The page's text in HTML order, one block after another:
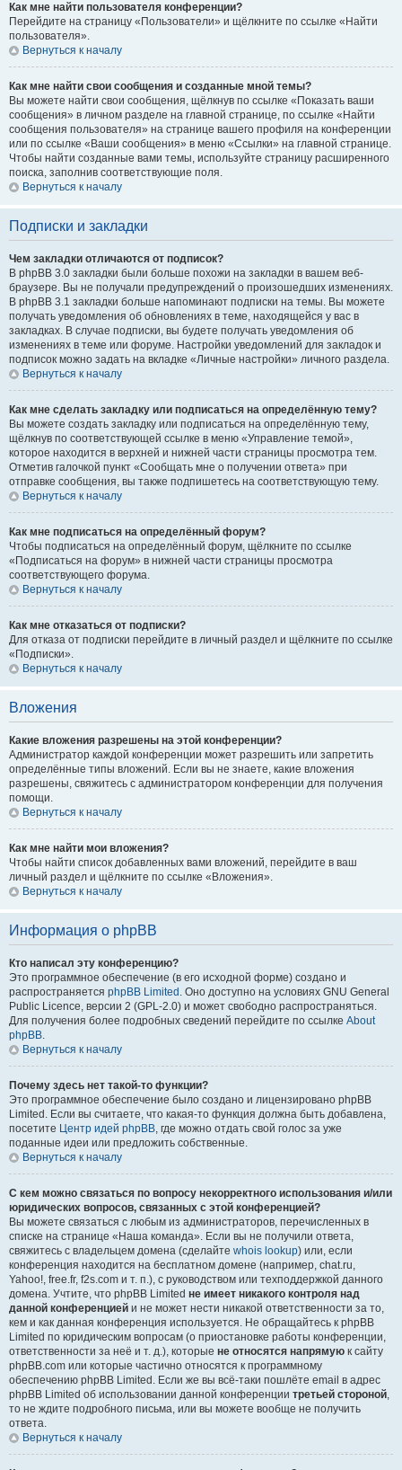
Как мне найти пользователя конференции?
Перейдите на страницу «Пользователи» и щёлкните по ссылке «Найти
пользователя».
Вернуться к началу
Как мне найти свои сообщения и созданные мной темы?
Вы можете найти свои сообщения, щёлкнув по ссылке «Показать ваши
сообщения» в личном разделе на главной странице, по ссылке «Найти
сообщения пользователя» на странице вашего профиля на конференции
или по ссылке «Ваши сообщения» в меню «Ссылки» на главной странице.
Чтобы найти созданные вами темы, используйте страницу расширенного
поиска, заполнив соответствующие поля.
Вернуться к началу
Подписки и закладки
Чем закладки отличаются от подписок?
В phpBB 3.0 закладки были больше похожи на закладки в вашем веб-
браузере. Вы не получали предупреждений о произошедших изменениях.
В phpBB 3.1 закладки больше напоминают подписки на темы. Вы можете
получать уведомления об обновлениях в теме, находящейся у вас в
закладках. В случае подписки, вы будете получать уведомления об
изменениях в теме или форуме. Настройки уведомлений для закладок и
подписок можно задать на вкладке «Личные настройки» личного раздела.
Вернуться к началу
Как мне сделать закладку или подписаться на определённую тему?
Вы можете создать закладку или подписаться на определённую тему,
щёлкнув по соответствующей ссылке в меню «Управление темой»,
которое находится в верхней и нижней части страницы просмотра тем.
Отметив галочкой пункт «Сообщать мне о получении ответа» при
отправке сообщения, вы также подпишетесь на соответствующую тему.
Вернуться к началу
Как мне подписаться на определённый форум?
Чтобы подписаться на определённый форум, щёлкните по ссылке
«Подписаться на форум» в нижней части страницы просмотра
соответствующего форума.
Вернуться к началу
Как мне отказаться от подписки?
Для отказа от подписки перейдите в личный раздел и щёлкните по ссылке
«Подписки».
Вернуться к началу
Вложения
Какие вложения разрешены на этой конференции?
Администратор каждой конференции может разрешить или запретить
определённые типы вложений. Если вы не знаете, какие вложения
разрешены, свяжитесь с администратором конференции для получения
помощи.
Вернуться к началу
Как мне найти мои вложения?
Чтобы найти список добавленных вами вложений, перейдите в ваш
личный раздел и щёлкните по ссылке «Вложения».
Вернуться к началу
Информация о phpBB
Кто написал эту конференцию?
Это программное обеспечение (в его исходной форме) создано и
распространяется phpBB Limited . Оно доступно на условиях GNU General
Public Licence, версии 2 (GPL-2.0) и может свободно распространяться.
Для получения более подробных сведений перейдите по ссылке About
phpBB.
Вернуться к началу
Почему здесь нет такой-то функции?
Это программное обеспечение было создано и лицензировано phpBB
Limited. Если вы считаете, что какая-то функция должна быть добавлена,
посетите Центр идей phpBB, где можно отдать свой голос за уже
поданные идеи или предложить собственные.
Вернуться к началу
С кем можно связаться по вопросу некорректного использования и/или
юридических вопросов, связанных с этой конференцией?
Вы можете связаться с любым из администраторов, перечисленных в
списке на странице «Наша команда». Если вы не получили ответа,
свяжитесь с владельцем домена (сделайте whois lookup) или, если
конференция находится на бесплатном домене (например, chat.ru,
Yahoo!, free.fr, f2s.com и т. п.), с руководством или техподдержкой данного
домена. Учтите, что phpBB Limited не имеет никакого контроля над
данной конференцией и не может нести никакой ответственности за то,
кем и как данная конференция используется. Не обращайтесь к phpBB
Limited по юридическим вопросам (о приостановке работы конференции,
ответственности за неё и т. д.), которые не относятся напрямую к сайту
phpBB.com или которые частично относятся к программному
обеспечению phpBB Limited. Если же вы всё-таки пошлёте email в адрес
phpBB Limited об использовании данной конференции третьей стороной,
то не ждите подробного письма, или вы можете вообще не получить
ответа.
Вернуться к началу